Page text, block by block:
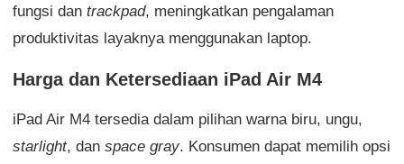
fungsi dan trackpad, meningkatkan pengalaman
produktivitas layaknya menggunakan laptop.
Harga dan Ketersediaan iPad Air M4
iPad Air M4 tersedia dalam pilihan warna biru, ungu,
starlight, dan space gray. Konsumen dapat memilih opsi